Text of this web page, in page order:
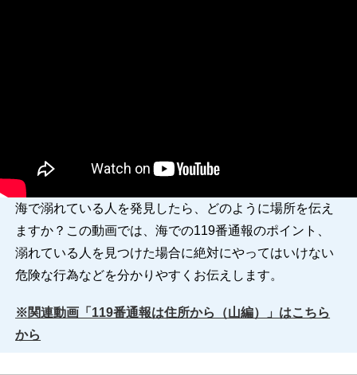
海で溺れている人を発見したら、どのように場所を伝え
ますか？この動画では、海での119番通報のポイント、
溺れている人を見つけた場合に絶対にやってはいけない
危険な行為などを分かりやすくお伝えします。
※関連動画「119番通報は住所から（山編）」はこちら
から